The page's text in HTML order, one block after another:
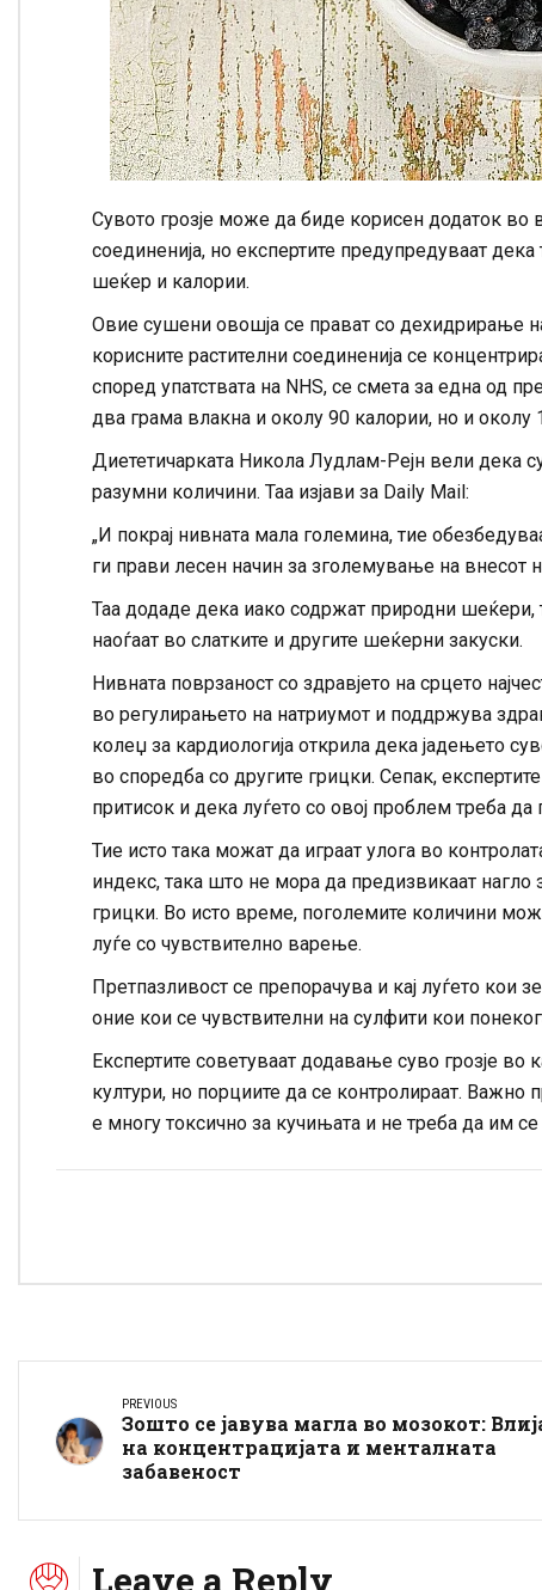
Сувото грозје може да биде корисен додаток во
соединенија, но експертите предупредуваат
шеќер и калории.
Овие сушени овошја се прават со дехидрирање
корисните растителни соединенија се
според упатствата на NHS, се смета за една од
два грама влакна и околу 90 калории, но и околу
Диететичарката Никола Лудлам-Рејн вели дека
разумни количини. Таа изјави за Daily Mail:
„И покрај нивната мала големина, тие
ги прави лесен начин за зголемување на внесот
Таа додаде дека иако содржат природни шеќери,
наоѓаат во слатките и другите шеќерни закуски.
Нивната поврзаност со здравјето на срцето
во регулирањето на натриумот и поддржува
колеџ за кардиологија открила дека јадењето
во споредба со другите грицки. Сепак,
притисок и дека луѓето со овој проблем треба да
Тие исто така можат да играат улога во
индекс, така што не мора да предизвикаат
грицки. Во исто време, поголемите количини
луѓе со чувствително варење.
Претпазливост се препорачува и кај луѓето кои
оние кои се чувствителни на сулфити кои
Експертите советуваат додавање суво грозје во
култури, но порциите да се контролираат.
е многу токсично за кучињата и не треба да им
PREVIOUS
Зошто се јавува магла во мозокот:
на концентрацијата и менталната
забавеност
Leave a Reply